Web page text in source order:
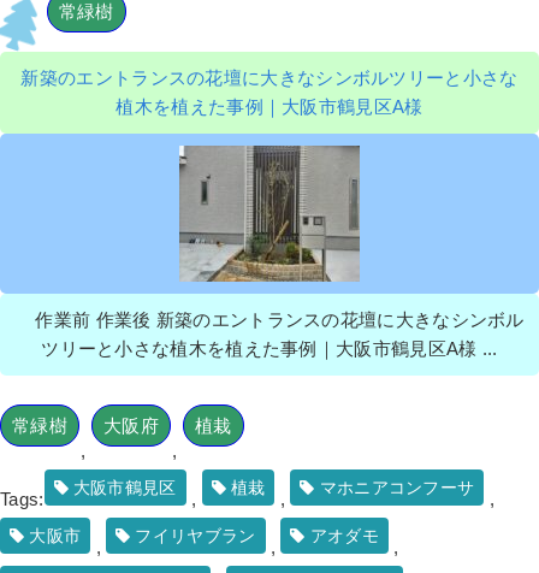
常緑樹
新築のエントランスの花壇に大きなシンボルツリーと小さな
植木を植えた事例｜大阪市鶴見区A様
作業前 作業後 新築のエントランスの花壇に大きなシンボル
ツリーと小さな植木を植えた事例｜大阪市鶴見区A様 ...
常緑樹
,
大阪府
,
植栽
Tags:
大阪市鶴見区
,
植栽
,
マホニアコンフーサ
,
大阪市
,
フイリヤブラン
,
アオダモ
,